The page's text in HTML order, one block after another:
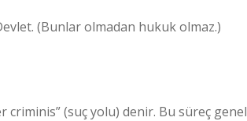
(Bunlar olmadan hukuk olmaz.)
(suç yolu) denir. Bu süreç